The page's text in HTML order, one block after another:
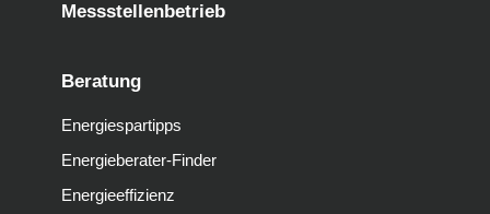
Messstellenbetrieb
Beratung
Energiespartipps
Energieberater-Finder
Energieeffizienz